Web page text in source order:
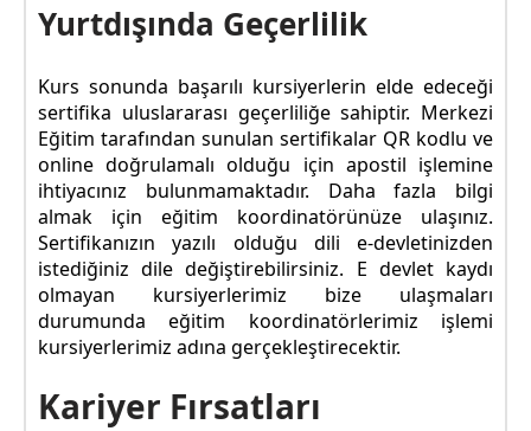
Yurtdışında Geçerlilik
Kurs sonunda başarılı kursiyerlerin elde edeceği
sertifika uluslararası geçerliliğe sahiptir. Merkezi
Eğitim tarafından sunulan sertifikalar QR kodlu ve
online doğrulamalı olduğu için apostil işlemine
ihtiyacınız bulunmamaktadır. Daha fazla bilgi
almak için eğitim koordinatörünüze ulaşınız.
Sertifikanızın yazılı olduğu dili e-devletinizden
istediğiniz dile değiştirebilirsiniz. E devlet kaydı
olmayan kursiyerlerimiz bize ulaşmaları
durumunda eğitim koordinatörlerimiz işlemi
kursiyerlerimiz adına gerçekleştirecektir.
Kariyer Fırsatları